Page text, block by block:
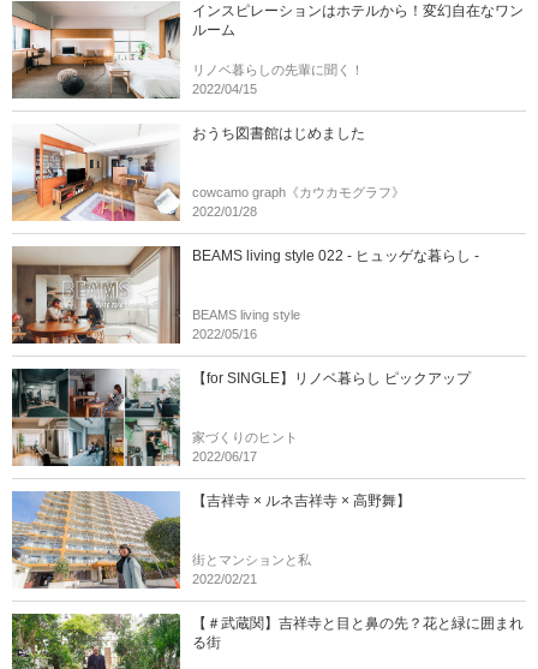
インスピレーションはホテルから！変幻自在なワン
ルーム
リノベ暮らしの先輩に聞く！
2022/04/15
おうち図書館はじめました
cowcamo graph《カウカモグラフ》
2022/01/28
BEAMS living style 022 - ヒュッゲな暮らし -
BEAMS living style
2022/05/16
【for SINGLE】リノベ暮らし ピックアップ
家づくりのヒント
2022/06/17
【吉祥寺 × ルネ吉祥寺 × 高野舞】
街とマンションと私
2022/02/21
【＃武蔵関】吉祥寺と目と鼻の先？花と緑に囲まれ
る街